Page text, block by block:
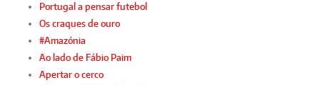
Portugal a pensar futebol
Os craques de ouro
#Amazónia
Ao lado de Fábio Paim
Apertar o cerco